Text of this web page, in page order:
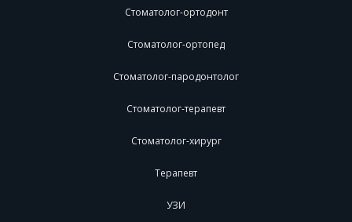
Стоматолог-ортодонт
Стоматолог-ортопед
Стоматолог-пародонтолог
Стоматолог-терапевт
Стоматолог-хирург
Терапевт
УЗИ